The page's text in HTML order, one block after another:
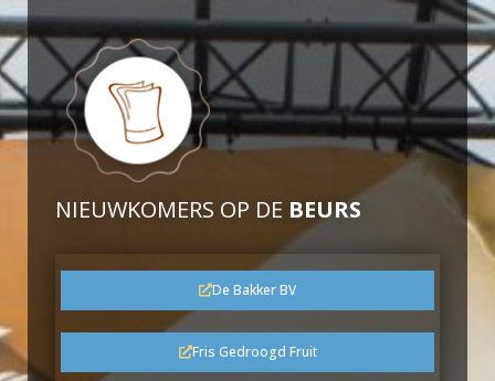
NIEUWKOMERS OP DE BEURS
De Bakker BV
Fris Gedroogd Fruit